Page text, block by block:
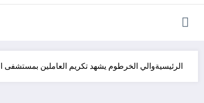
الرئيسيةوالي الخرطوم يشهد تكريم العاملين بمستشفى